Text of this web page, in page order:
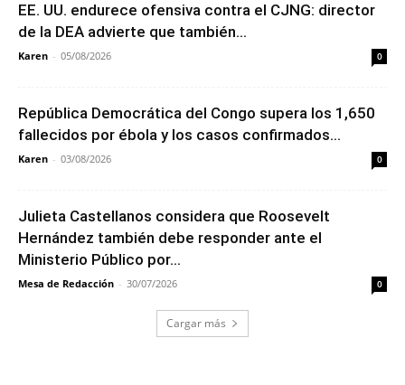
EE. UU. endurece ofensiva contra el CJNG: director
de la DEA advierte que también...
Karen - 05/08/2026 0
República Democrática del Congo supera los 1,650
fallecidos por ébola y los casos confirmados...
Karen - 03/08/2026 0
Julieta Castellanos considera que Roosevelt
Hernández también debe responder ante el
Ministerio Público por...
Mesa de Redacción - 30/07/2026 0
Cargar más